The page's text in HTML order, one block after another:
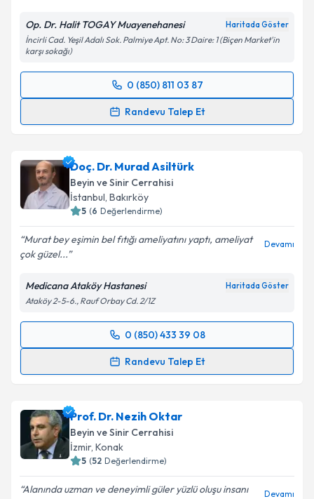
Metni'ni okudum ve kişisel verilerimin belirtilen
kapsamda işlenmesini kabul ediyorum.
Takvim Talebini Gönder
Op. Dr. Halit TOGAY Muayenehanesi Haritada Göster
İncirli Cad. Yeşil Adalı Sok. Palmiye Apt. No: 3 Daire: 1 (Biçen Market'in
karşı sokağı)
0 (850) 811 03 87
Randevu Talep Et
Randevu Takvimi Talebi
takvim hazırlandığında e-posta ile bilgilendireceğiz.
E-posta Adresiniz
kapsamda işlenmesini kabul ediyorum.
Takvim Talebini Gönder
Doç. Dr. Murad Asiltürk
Beyin ve Sinir Cerrahisi
İstanbul, Bakırköy
5 (6 Değerlendirme)
Murat bey eşimin bel fıtığı ameliyatını yaptı, ameliyat
çok güzel...
Devamı
Medicana Ataköy Hastanesi Haritada Göster
Ataköy 2-5-6., Rauf Orbay Cd. 2/1Z
0 (850) 433 39 08
Randevu Talep Et
Randevu Takvimi Talebi
takvim hazırlandığında e-posta ile bilgilendireceğiz.
E-posta Adresiniz
Prof. Dr. Nezih Oktar
Beyin ve Sinir Cerrahisi
İzmir, Konak
5 (52 Değerlendirme)
Alanında uzman ve deneyimli güler yüzlü oluşu insanı
Devamı